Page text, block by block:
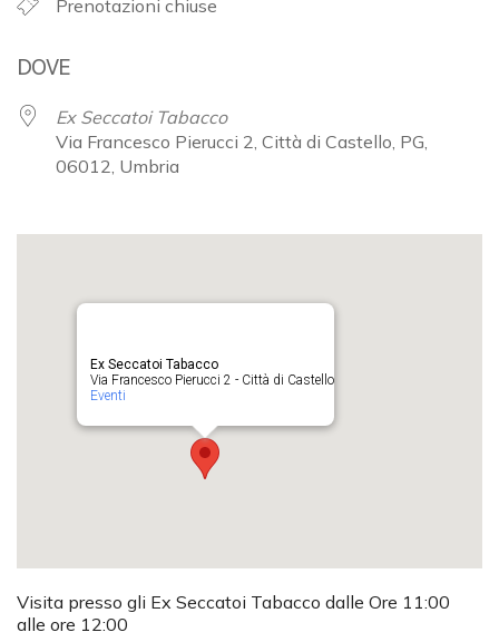
Prenotazioni chiuse
DOVE
Ex Seccatoi Tabacco
Via Francesco Pierucci 2, Città di Castello, PG,
06012, Umbria
Ex Seccatoi Tabacco
Via Francesco Pierucci 2 - Città di Castello
Eventi
Visita presso gli Ex Seccatoi Tabacco dalle Ore 11:00
alle ore 12:00